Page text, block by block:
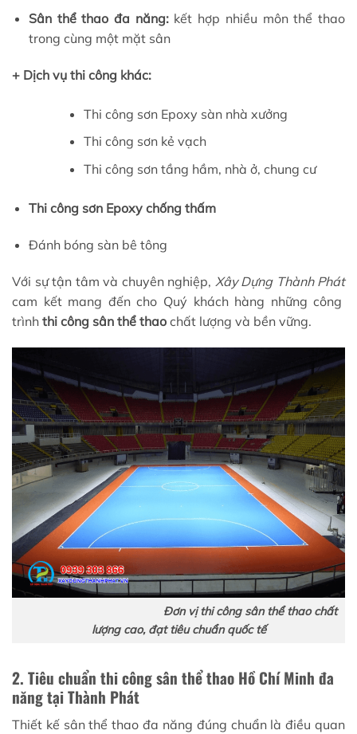
Sân thể thao đa năng:kết hợp nhiều môn thể thao
trong cùng một mặt sân
+ Dịch vụ thi công khác:
Thi công sơn Epoxy sàn nhà xưởng
Thi công sơn kẻ vạch
Thi công sơn tầng hầm, nhà ở, chung cư
Thi công sơn Epoxy chống thấm
Đánh bóng sàn bê tông
Với sự tận tâm và chuyên nghiệp, Xây Dựng Thành Phát
cam kết mang đến cho Quý khách hàng những công
trình thi công sân thể thao chất lượng và bền vững.
Đơn vị thi công sân thể thao chất
lượng cao, đạt tiêu chuẩn quốc tế
2. Tiêu chuẩn thi công sân thể thao Hồ Chí Minh đa
năng tại Thành Phát
Thiết kế sân thể thao đa năng đúng chuẩn là điều quan